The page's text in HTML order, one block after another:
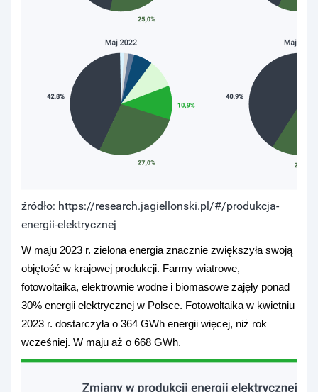
źródło: https://research.jagiellonski.pl/#/produkcja-
energii-elektrycznej
W maju 2023 r. zielona energia znacznie zwiększyła swoją
objętość w krajowej produkcji. Farmy wiatrowe,
fotowoltaika, elektrownie wodne i biomasowe zajęły ponad
30% energii elektrycznej w Polsce. Fotowoltaika w kwietniu
2023 r. dostarczyła o 364 GWh energii więcej, niż rok
wcześniej. W maju aż o 668 GWh.